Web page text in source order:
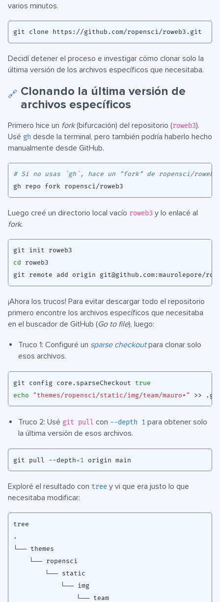
varios minutos.
Decidí detener el proceso e investigar cómo clonar solo la
última versión de los archivos específicos que necesitaba.
🔗 Clonando la última versión de
archivos específicos
Primero hice un fork(bifurcación) del repositorio (roweb3).
Usé gh desde la terminal, pero también podría haberlo hecho
manualmente desde GitHub.
# Si no usas `gh`, hace un "fork" de ropensci/roweb3
Luego creé un directorio local vacío roweb3 y lo enlacé al
fork.
cd
git remote add origin git@github.com
¡Ahora los trucos! Para evitar descargar todo el repositorio
primero encontre los archivos específicos que necesitaba
en el buscador de GitHub (Go to file), luego:
Truco 1: Configuré un sparse checkoutpara clonar solo
esos archivos.
git config core.sparseCheckout true
echo
"themes/ropensci/static/img/team/mauro*"
Truco 2: Usé git pull con --depth 1 para obtener solo
la última versión de esos archivos.
git pull --depth=1
Exploré el resultado con tree y vi que era justo lo que
necesitaba modificar:
            └── img
                └── team